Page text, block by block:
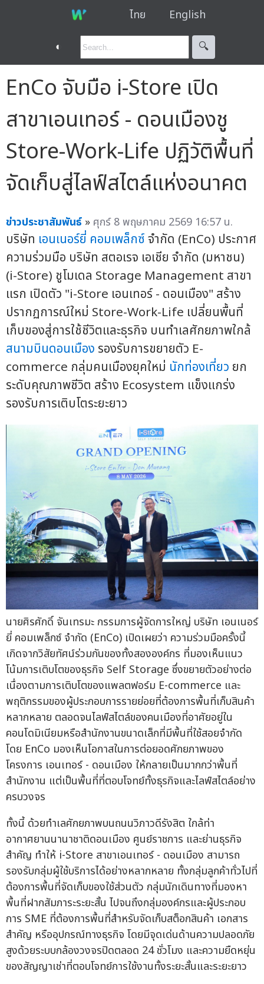
ไทย English
◐ 🔍︎
EnCo จับมือ i-Store เปิด
สาขาเอนเทอร์ - ดอนเมืองชู
Store-Work-Life ปฏิวัติพื้นที่
จัดเก็บสู่ไลฟ์สไตล์แห่งอนาคต
ข่าวประชาสัมพันธ์ » ศุกร์ 8 พฤษภาคม 2569 16:57 น.
บริษัท เอนเนอร์ยี่ คอมเพล็กซ์จำกัด (EnCo) ประกาศ
ความร่วมมือ บริษัท สตอเรจ เอเชีย จำกัด (มหาชน)
(i-Store) ชูโมเดล Storage Management สาขา
แรก เปิดตัว "i-Store เอนเทอร์ - ดอนเมือง" สร้าง
ปรากฏการณ์ใหม่ Store-Work-Life เปลี่ยนพื้นที่
เก็บของสู่การใช้ชีวิตและธุรกิจ บนทำเลศักยภาพใกล้
สนามบินดอนเมือง รองรับการขยายตัว E-
commerce กลุ่มคนเมืองยุคใหม่ นักท่องเที่ยว ยก
ระดับคุณภาพชีวิต สร้าง Ecosystem แข็งแกร่ง
รองรับการเติบโตระยะยาว
นายศิรศักดิ์ จันเทรมะ กรรมการผู้จัดการใหญ่ บริษัท เอนเนอร์
ยี่ คอมเพล็กซ์ จำกัด (EnCo) เปิดเผยว่า ความร่วมมือครั้งนี้
เกิดจากวิสัยทัศน์ร่วมกันของทั้งสององค์กร ที่มองเห็นแนว
โน้มการเติบโตของธุรกิจ Self Storage ซึ่งขยายตัวอย่างต่อ
เนื่องตามการเติบโตของแพลตฟอร์ม E-commerce และ
พฤติกรรมของผู้ประกอบการรายย่อยที่ต้องการพื้นที่เก็บสินค้า
หลากหลาย ตลอดจนไลฟ์สไตล์ของคนเมืองที่อาศัยอยู่ใน
คอนโดมิเนียมหรือสำนักงานขนาดเล็กที่มีพื้นที่ใช้สอยจำกัด
โดย EnCo มองเห็นโอกาสในการต่อยอดศักยภาพของ
โครงการ เอนเทอร์ - ดอนเมือง ให้กลายเป็นมากกว่าพื้นที่
สำนักงาน แต่เป็นพื้นที่ที่ตอบโจทย์ทั้งธุรกิจและไลฟ์สไตล์อย่าง
ครบวงจร
ทั้งนี้ ด้วยทำเลศักยภาพบนถนนวิภาวดีรังสิต ใกล้ท่า
อากาศยานนานาชาติดอนเมือง ศูนย์ราชการ และย่านธุรกิจ
สำคัญ ทำให้ i-Store สาขาเอนเทอร์ - ดอนเมือง สามารถ
รองรับกลุ่มผู้ใช้บริการได้อย่างหลากหลาย ทั้งกลุ่มลูกค้าทั่วไปที่
ต้องการพื้นที่จัดเก็บของใช้ส่วนตัว กลุ่มนักเดินทางที่มองหา
พื้นที่ฝากสัมภาระระยะสั้น ไปจนถึงกลุ่มองค์กรและผู้ประกอบ
การ SME ที่ต้องการพื้นที่สำหรับจัดเก็บสต็อกสินค้า เอกสาร
สำคัญ หรืออุปกรณ์ทางธุรกิจ โดยมีจุดเด่นด้านความปลอดภัย
สูงด้วยระบบกล้องวงจรปิดตลอด 24 ชั่วโมง และความยืดหยุ่น
ของสัญญาเช่าที่ตอบโจทย์การใช้งานทั้งระยะสั้นและระยะยาว